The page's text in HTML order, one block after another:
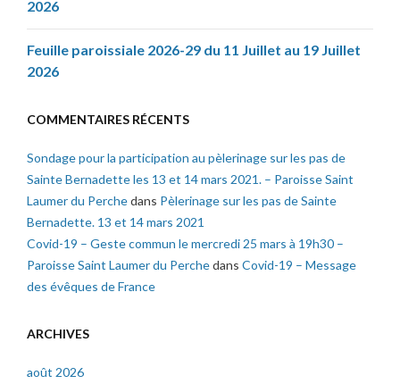
2026
Feuille paroissiale 2026-29 du 11 Juillet au 19 Juillet
2026
COMMENTAIRES RÉCENTS
Sondage pour la participation au pèlerinage sur les pas de
Sainte Bernadette les 13 et 14 mars 2021. – Paroisse Saint
Laumer du Perchedans Pèlerinage sur les pas de Sainte
Bernadette. 13 et 14 mars 2021
Covid-19 – Geste commun le mercredi 25 mars à 19h30 –
Paroisse Saint Laumer du Perchedans Covid-19 – Message
des évêques de France
ARCHIVES
août 2026